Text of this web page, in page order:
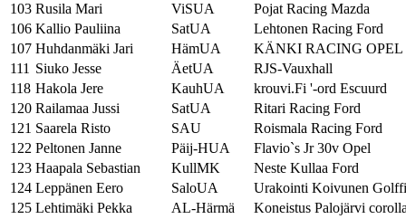
103 Rusila Mari ViSUA
Pojat Racing Mazda
106 Kallio Pauliina SatUA
Lehtonen Racing Ford
107 Huhdanmäki Jari HämUA
KÄNKI RACING OPEL
111 Siuko Jesse ÄetUA
RJS-Vauxhall
118 Hakola Jere KauhUA
krouvi.Fi '-ord Escuurd
120 Railamaa Jussi SatUA
Ritari Racing Ford
121 Saarela Risto SAU
Roismala Racing Ford
122 Peltonen Janne Päij-HUA
Flavio`s Jr 30v Opel
123 Haapala Sebastian KullMK
Neste Kullaa Ford
124 Leppänen Eero SaloUA
Urakointi Koivunen Golffi
125 Lehtimäki Pekka AL-Härmä
Koneistus Palojärvi